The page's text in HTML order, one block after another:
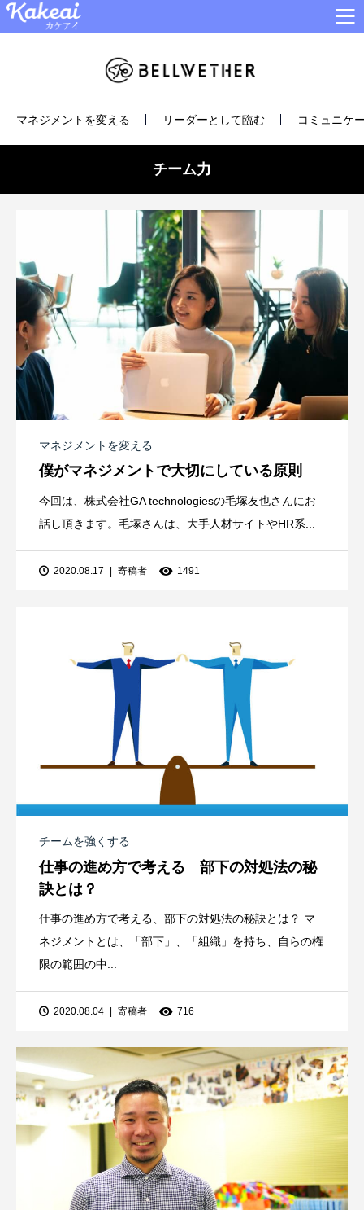
マネジメントを変える リーダーとして臨む コミュニケ
チーム力
マネジメントを変える
僕がマネジメントで大切にしている原則
今回は、株式会社GA technologiesの毛塚友也さんにお
話し頂きます。毛塚さんは、大手人材サイトやHR系...
2020.08.17 寄稿者 1491
チームを強くする
仕事の進め方で考える 部下の対処法の秘
訣とは？
仕事の進め方で考える、部下の対処法の秘訣とは？ マ
ネジメントとは、「部下」、「組織」を持ち、自らの権
限の範囲の中...
2020.08.04 寄稿者 716